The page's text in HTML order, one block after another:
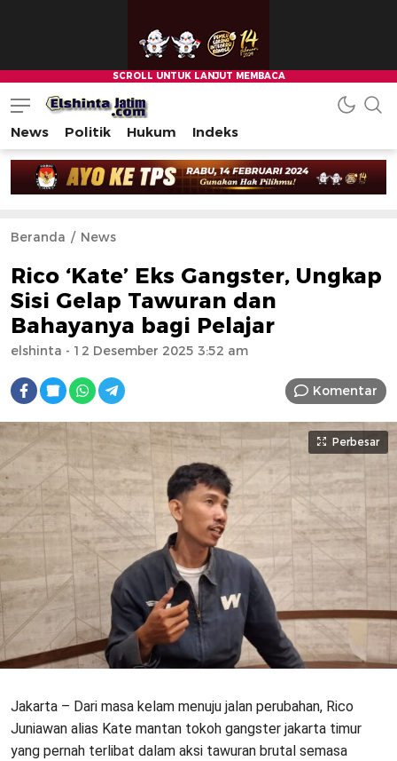
News Politik Hukum Indeks
Beranda News
Rico ‘Kate’ Eks Gangster, Ungkap
Sisi Gelap Tawuran dan
Bahayanya bagi Pelajar
elshinta - 12 Desember 2025 3:52 am
Komentar
Perbesar
Jakarta – Dari masa kelam menuju jalan perubahan, Rico
Juniawan alias Kate mantan tokoh gangster jakarta timur
yang pernah terlibat dalam aksi tawuran brutal semasa